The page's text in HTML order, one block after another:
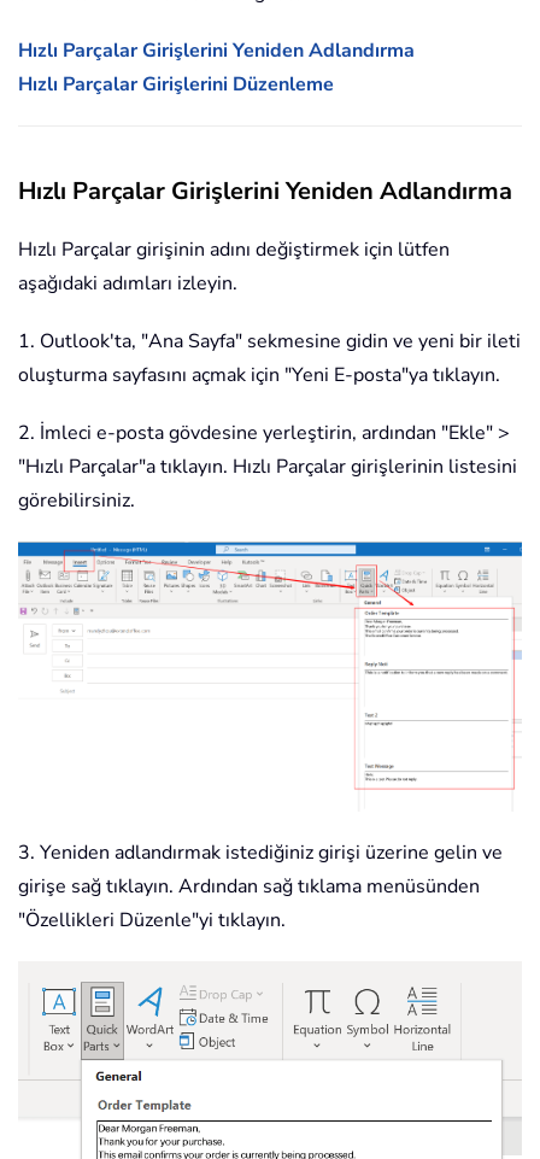
Hızlı Parçalar Girişlerini Yeniden Adlandırma
Hızlı Parçalar Girişlerini Düzenleme
Hızlı Parçalar Girişlerini Yeniden Adlandırma
Hızlı Parçalar girişinin adını değiştirmek için lütfen
aşağıdaki adımları izleyin.
1. Outlook'ta, "Ana Sayfa" sekmesine gidin ve yeni bir ileti
oluşturma sayfasını açmak için "Yeni E-posta"ya tıklayın.
2. İmleci e-posta gövdesine yerleştirin, ardından "Ekle" >
"Hızlı Parçalar"a tıklayın. Hızlı Parçalar girişlerinin listesini
görebilirsiniz.
3. Yeniden adlandırmak istediğiniz girişi üzerine gelin ve
girişe sağ tıklayın. Ardından sağ tıklama menüsünden
"Özellikleri Düzenle"yi tıklayın.